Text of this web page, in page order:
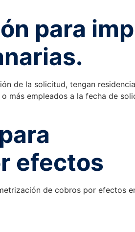
para
de la solicitud, tengan
más empleados a la fecha de
efectos
de cobros por efectos